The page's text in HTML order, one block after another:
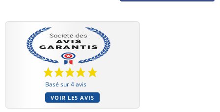
Basé sur 4 avis
VOIR LES AVIS